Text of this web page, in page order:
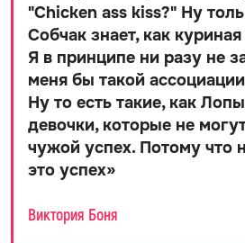
"Chicken ass kiss?" Ну
Собчак знает, как
Я в принципе ни разу не
меня бы такой
Ну то есть такие, как
девочки, которые не
чужой успех. Потому что
это успех»
Виктория Боня